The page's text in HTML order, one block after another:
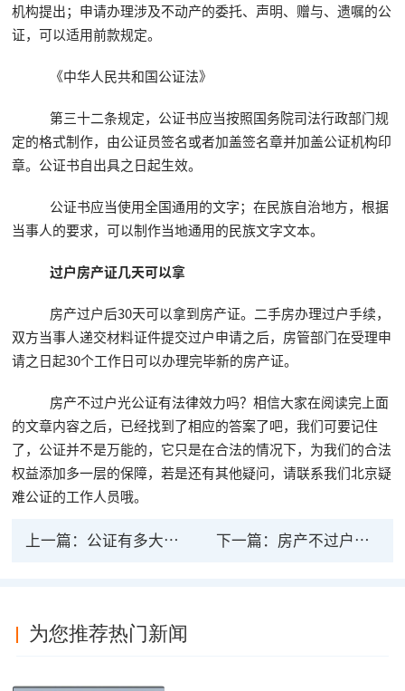
机构提出；申请办理涉及不动产的委托、声明、赠与、遗嘱的公
证，可以适用前款规定。
《中华人民共和国公证法》
第三十二条规定，公证书应当按照国务院司法行政部门规
定的格式制作，由公证员签名或者加盖签名章并加盖公证机构印
章。公证书自出具之日起生效。
公证书应当使用全国通用的文字；在民族自治地方，根据
当事人的要求，可以制作当地通用的民族文字文本。
过户房产证几天可以拿
房产过户后30天可以拿到房产证。二手房办理过户手续，
双方当事人递交材料证件提交过户申请之后，房管部门在受理申
请之日起30个工作日可以办理完毕新的房产证。
房产不过户光公证有法律效力吗？相信大家在阅读完上面
的文章内容之后，已经找到了相应的答案了吧，我们可要记住
了，公证并不是万能的，它只是在合法的情况下，为我们的合法
权益添加多一层的保障，若是还有其他疑问，请联系我们北京疑
难公证的工作人员哦。
上一篇： 公证有多大法律效力和范围 公证有效时间 下一篇： 房产不过户光公证有法律效力吗 过户房产证几天
为您推荐热门新闻